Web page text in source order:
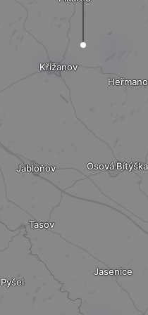
Křižanov
Osová Bítýška
Jabloňov
Tasov
Jasenice
Pyšel